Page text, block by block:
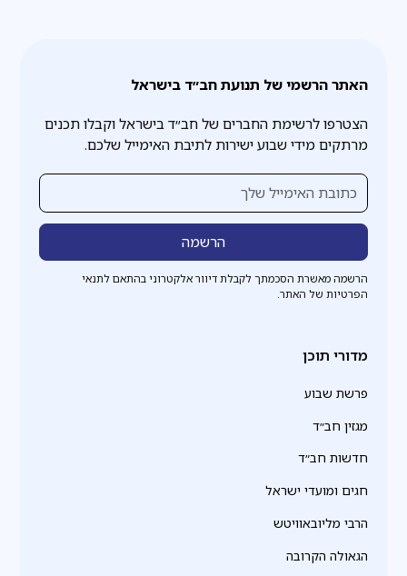
האתר הרשמי של תנועת חב״ד בישראל
הצטרפו לרשימת החברים של חב״ד בישראל וקבלו תכנים
מרתקים מידי שבוע ישירות לתיבת האימייל שלכם.
הרשמה מאשרת הסכמתך לקבלת דיוור אלקטרוני בהתאם לתנאי
הפרטיות של האתר.
מדורי תוכן
פרשת שבוע
מגזין חב״ד
חדשות חב״ד
חגים ומועדי ישראל
הרבי מליובאוויטש
הגאולה הקרובה